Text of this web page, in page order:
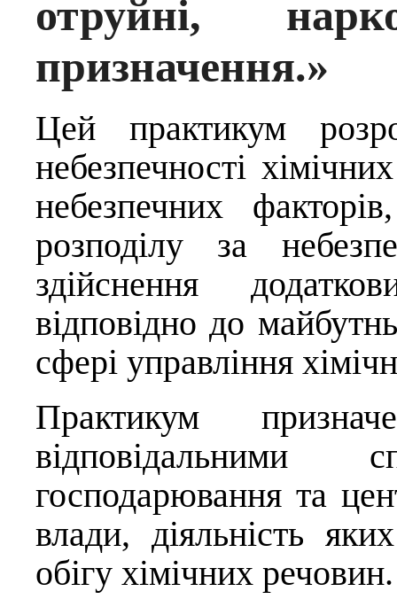
отруйні,
призначення.»
Цей практикум
небезпечності
небезпечних
розподілу за
здійснення
відповідно до
сфері управління
Практикум
відповідальними
господарювання та
влади, діяльність
обігу хімічних речовин.